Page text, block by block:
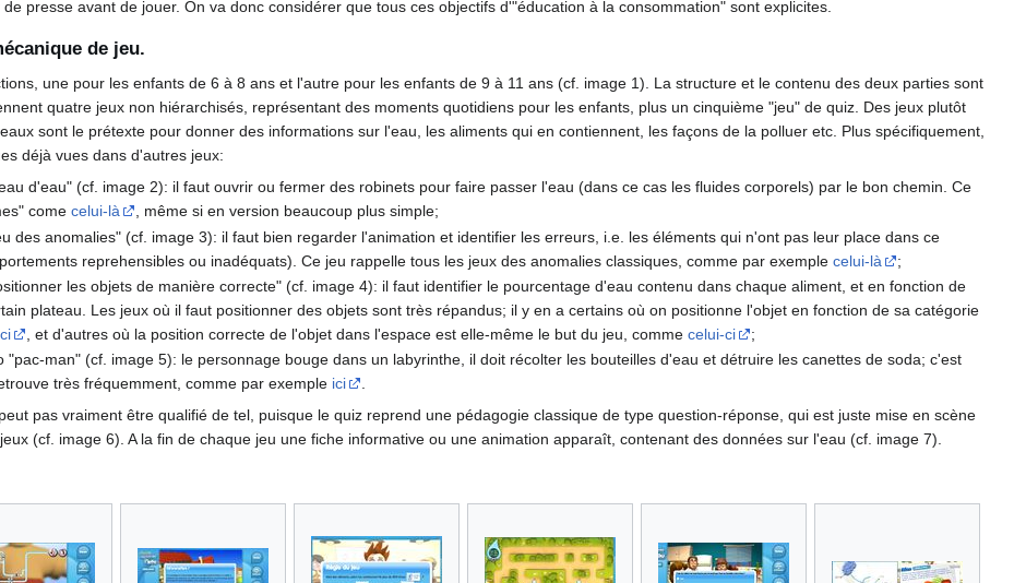
presse avant de jouer. On va donc considérer que tous ces objectifs d'"éducation à la consommation" sont explicites.
de jeu.
une pour les enfants de 6 à 8 ans et l'autre pour les enfants de 9 à 11 ans (cf. image 1). La structure et le contenu des deux parties sont
quatre jeux non hiérarchisés, représentant des moments quotidiens pour les enfants, plus un cinquième "jeu" de quiz. Des jeux plutôt
sont le prétexte pour donner des informations sur l'eau, les aliments qui en contiennent, les façons de la polluer etc. Plus spécifiquement,
déjà vues dans d'autres jeux:
d'eau" (cf. image 2): il faut ouvrir ou fermer des robinets pour faire passer l'eau (dans ce cas les fluides corporels) par le bon chemin. Ce
comecelui-là
, même si en version beaucoup plus simple;
des anomalies" (cf. image 3): il faut bien regarder l'animation et identifier les erreurs, i.e. les éléments qui n'ont pas leur place dans ce
reprehensibles ou inadéquats). Ce jeu rappelle tous les jeux des anomalies classiques, comme par exemplecelui-là
;
les objets de manière correcte" (cf. image 4): il faut identifier le pourcentage d'eau contenu dans chaque aliment, et en fonction de
plateau. Les jeux où il faut positionner des objets sont très répandus; il y en a certains où on positionne l'objet en fonction de sa catégorie
, et d'autres où la position correcte de l'objet dans l'espace est elle-même le but du jeu, commecelui-ci
;
"pac-man" (cf. image 5): le personnage bouge dans un labyrinthe, il doit récolter les bouteilles d'eau et détruire les canettes de soda; c'est
très fréquemment, comme par exemple ici
.
pas vraiment être qualifié de tel, puisque le quiz reprend une pédagogie classique de type question-réponse, qui est juste mise en scène
(cf. image 6). A la fin de chaque jeu une fiche informative ou une animation apparaît, contenant des données sur l'eau (cf. image 7).